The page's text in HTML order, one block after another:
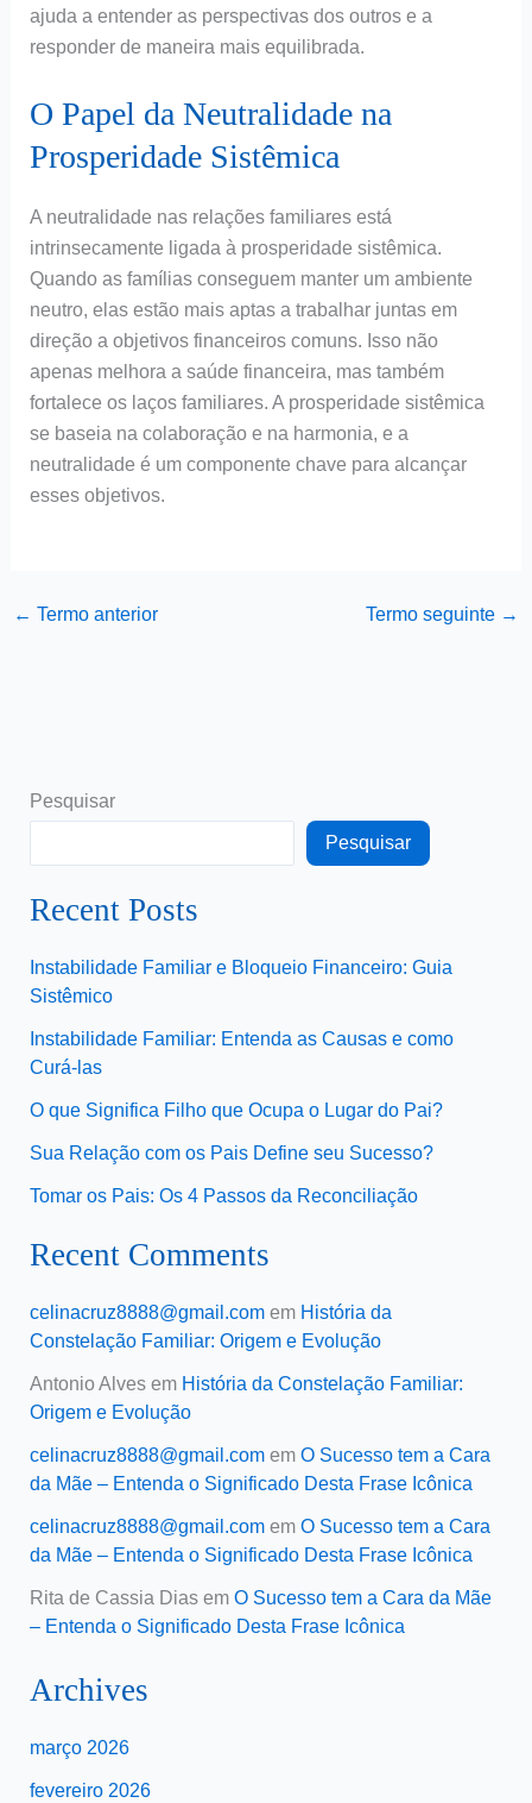
ajuda a entender as perspectivas dos outros e a
responder de maneira mais equilibrada.
O Papel da Neutralidade na
Prosperidade Sistêmica
A neutralidade nas relações familiares está
intrinsecamente ligada à prosperidade sistêmica.
Quando as famílias conseguem manter um ambiente
neutro, elas estão mais aptas a trabalhar juntas em
direção a objetivos financeiros comuns. Isso não
apenas melhora a saúde financeira, mas também
fortalece os laços familiares. A prosperidade sistêmica
se baseia na colaboração e na harmonia, e a
neutralidade é um componente chave para alcançar
esses objetivos.
← Termo anterior Termo seguinte →
Pesquisar
Pesquisar
Recent Posts
Instabilidade Familiar e Bloqueio Financeiro: Guia
Sistêmico
Instabilidade Familiar: Entenda as Causas e como
Curá-las
O que Significa Filho que Ocupa o Lugar do Pai?
Sua Relação com os Pais Define seu Sucesso?
Tomar os Pais: Os 4 Passos da Reconciliação
Recent Comments
celinacruz8888@gmail.comem História da
Constelação Familiar: Origem e Evolução
Antonio Alvesem História da Constelação Familiar:
Origem e Evolução
celinacruz8888@gmail.comem O Sucesso tem a Cara
da Mãe – Entenda o Significado Desta Frase Icônica
celinacruz8888@gmail.comem O Sucesso tem a Cara
da Mãe – Entenda o Significado Desta Frase Icônica
Rita de Cassia Diasem O Sucesso tem a Cara da Mãe
– Entenda o Significado Desta Frase Icônica
Archives
março 2026
fevereiro 2026